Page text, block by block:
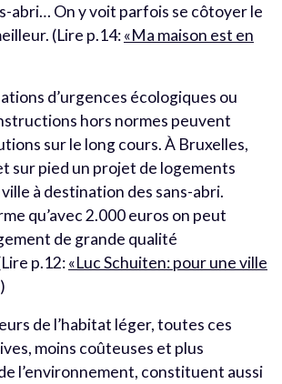
abri… On y voit parfois se côtoyer le
(Lire p.14:«Ma maison est en
d’urgences écologiques ou
hors normes peuvent
sur le long cours. À Bruxelles,
sur pied un projet de logements
à destination des sans-abri.
qu’avec 2.000 euros on peut
de grande qualité
p.12:«Luc Schuiten: pour une ville
de l’habitat léger, toutes ces
moins coûteuses et plus
l’environnement, constituent aussi